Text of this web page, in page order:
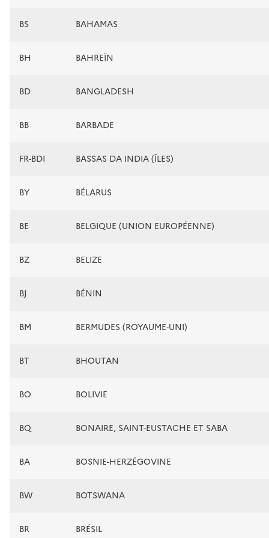
BS BAHAMAS
BH BAHREÏN
BD BANGLADESH
BB BARBADE
FR-BDI BASSAS DA INDIA (ÎLES)
BY BÉLARUS
BE BELGIQUE (UNION EUROPÉENNE)
BZ BELIZE
BJ BÉNIN
BM BERMUDES (ROYAUME-UNI)
BT BHOUTAN
BO BOLIVIE
BQ BONAIRE, SAINT-EUSTACHE ET SABA
BA BOSNIE-HERZÉGOVINE
BW BOTSWANA
BR BRÉSIL